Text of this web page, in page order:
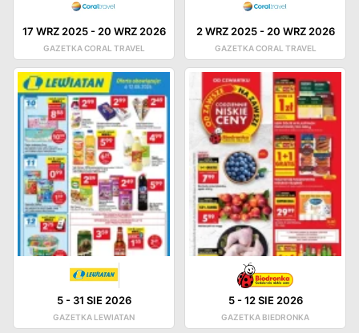
17 WRZ 2025-20 WRZ 2026
GAZETKA CORAL TRAVEL
2 WRZ 2025-20 WRZ 2026
GAZETKA CORAL TRAVEL
5- 31 SIE 2026
GAZETKA LEWIATAN
5-12 SIE 2026
GAZETKA BIEDRONKA